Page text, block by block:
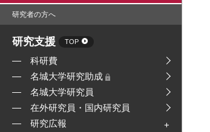
研究者の方へ
研究支援 TOP
科研費
名城大学研究助成
名城大学研究員
在外研究員・国内研究員
研究広報